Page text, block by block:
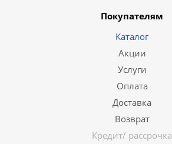
Покупателям
Каталог
Акции
Услуги
Оплата
Доставка
Возврат
Кредит/ рассрочка